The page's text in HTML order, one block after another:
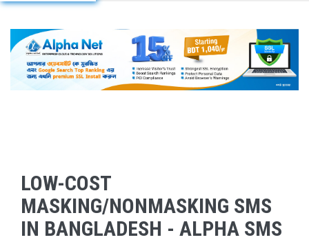
LOW-COST
MASKING/NONMASKING SMS
IN BANGLADESH - ALPHA SMS